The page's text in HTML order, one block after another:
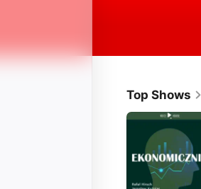
Top Shows